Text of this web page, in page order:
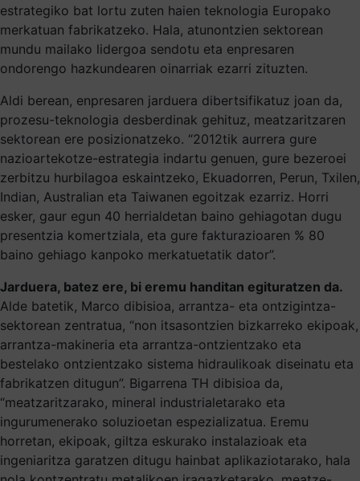
estrategiko bat lortu zuten haien teknologia Europako
merkatuan fabrikatzeko. Hala, atunontzien sektorean
mundu mailako lidergoa sendotu eta enpresaren
ondorengo hazkundearen oinarriak ezarri zituzten.
Aldi berean, enpresaren jarduera dibertsifikatuz joan da,
prozesu-teknologia desberdinak gehituz, meatzaritzaren
sektorean ere posizionatzeko. “2012tik aurrera gure
nazioartekotze-estrategia indartu genuen, gure bezeroei
zerbitzu hurbilagoa eskaintzeko, Ekuadorren, Perun, Txilen,
Indian, Australian eta Taiwanen egoitzak ezarriz. Horri
esker, gaur egun 40 herrialdetan baino gehiagotan dugu
presentzia komertziala, eta gure fakturazioaren % 80
baino gehiago kanpoko merkatuetatik dator”.
Jarduera, batez ere, bi eremu handitan egituratzen da.
Alde batetik, Marco dibisioa, arrantza- eta ontzigintza-
sektorean zentratua, “non itsasontzien bizkarreko ekipoak,
arrantza-makineria eta arrantza-ontzientzako eta
bestelako ontzientzako sistema hidraulikoak diseinatu eta
fabrikatzen ditugun”. Bigarrena TH dibisioa da,
“meatzaritzarako, mineral industrialetarako eta
ingurumenerako soluzioetan espezializatua. Eremu
horretan, ekipoak, giltza eskurako instalazioak eta
ingeniaritza garatzen ditugu hainbat aplikaziotarako, hala